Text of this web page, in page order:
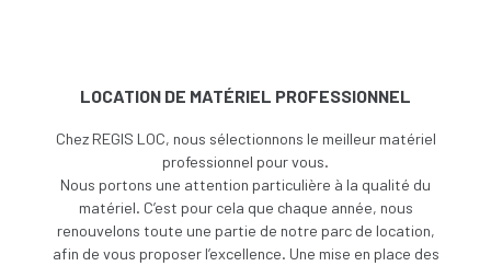
LOCATION DE MATÉRIEL PROFESSIONNEL
Chez REGIS LOC, nous sélectionnons le meilleur matériel
professionnel pour vous.
Nous portons une attention particulière à la qualité du
matériel. C’est pour cela que chaque année, nous
renouvelons toute une partie de notre parc de location,
afin de vous proposer l’excellence. Une mise en place des